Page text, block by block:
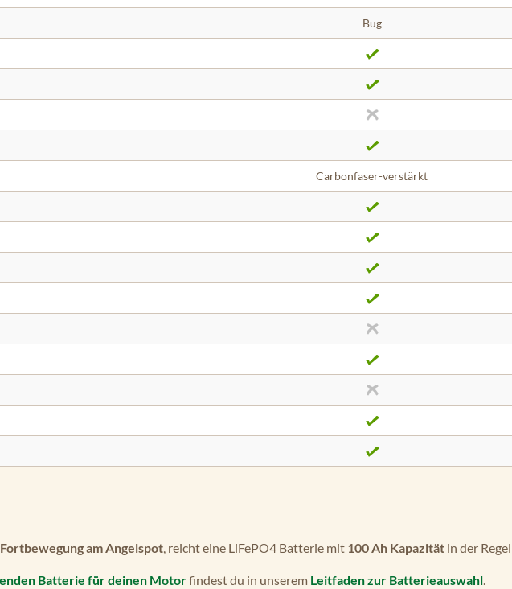
Bug
Carbonfaser-verstärkt
Fortbewegung am Angelspot, reicht eine LiFePO4 Batterie mit 100 Ah Kapazität in der
Batterie für deinen Motorfindest du in unserem Leitfaden zur Batterieauswahl.